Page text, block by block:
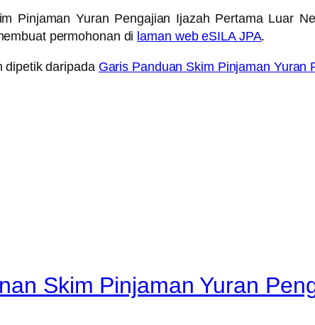
Pinjaman Yuran Pengajian Ijazah Pertama Luar
permohonan di laman web eSILA JPA.
dipetik daripada Garis Panduan Skim Pinjaman Yuran
Skim Pinjaman Yuran